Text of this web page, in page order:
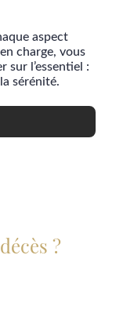
aspect
charge, vous
sur l’essentiel :
sérénité.
?